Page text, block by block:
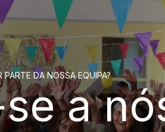
PARTE DA NOSSA EQUIPA?
a